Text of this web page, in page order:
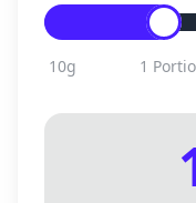
10g 1